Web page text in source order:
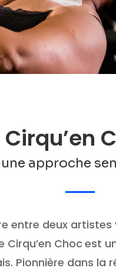
Cirqu’en
une approche
entre deux artistes
Cirqu’en Choc est
Pionnière dans la